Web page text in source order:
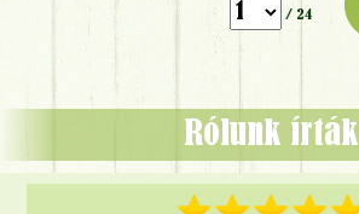
/ 24
Rólunk írták